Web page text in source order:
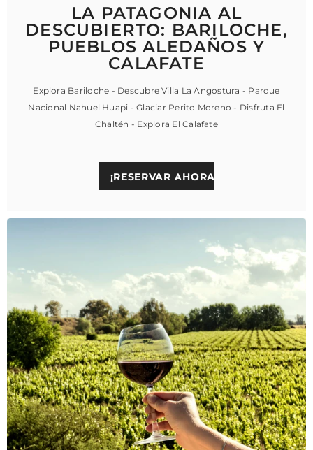
LA PATAGONIA AL
DESCUBIERTO: BARILOCHE,
PUEBLOS ALEDAÑOS Y
CALAFATE
Explora Bariloche - Descubre Villa La Angostura - Parque
Nacional Nahuel Huapi - Glaciar Perito Moreno - Disfruta El
Chaltén - Explora El Calafate
¡RESERVAR AHORA!